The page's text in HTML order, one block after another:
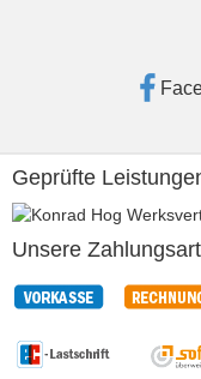
Geprüfte
Unsere